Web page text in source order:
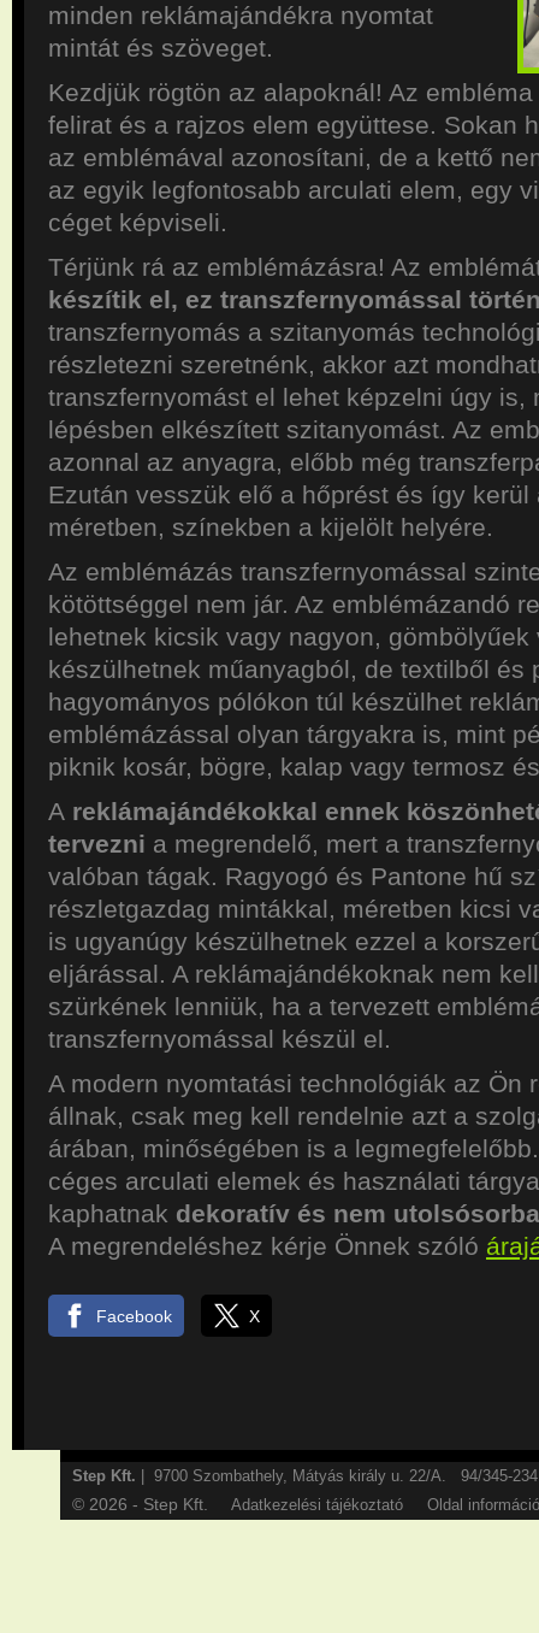
minden reklámajándékra nyomtat
mintát és szöveget.
Kezdjük rögtön az alapoknál! Az
felirat és a rajzos elem együttese. Sokan
az emblémával azonosítani, de a kettő
az egyik legfontosabb arculati elem, egy
céget képviseli.
Térjünk rá az emblémázásra! Az
készítik el, ez transzfernyomással
transzfernyomás a szitanyomás
részletezni szeretnénk, akkor azt
transzfernyomást el lehet képzelni úgy is,
lépésben elkészített szitanyomást. Az
azonnal az anyagra, előbb még
Ezután vesszük elő a hőprést és így
méretben, színekben a kijelölt helyére.
Az emblémázás transzfernyomással
kötöttséggel nem jár. Az emblémázandó
lehetnek kicsik vagy nagyon,
készülhetnek műanyagból, de textilből és
hagyományos pólókon túl készülhet
emblémázással olyan tárgyakra is, mint
piknik kosár, bögre, kalap vagy termosz
A reklámajándékokkal ennek
tervezni a megrendelő, mert a
valóban tágak. Ragyogó és Pantone hű
részletgazdag mintákkal, méretben kicsi
is ugyanúgy készülhetnek ezzel a
eljárással. A reklámajándékoknak nem
szürkének lenniük, ha a tervezett
transzfernyomással készül el.
A modern nyomtatási technológiák az Ön
állnak, csak meg kell rendelnie azt a
árában, minőségében is a
céges arculati elemek és használati
kaphatnak dekoratív és nem
A megrendeléshez kérje Önnek szóló
Facebook X
Step Kft. | 9700 Szombathely, Mátyás király u. 22/A. 94/345-
© 2026 - Step Kft. Adatkezelési tájékoztató Oldal